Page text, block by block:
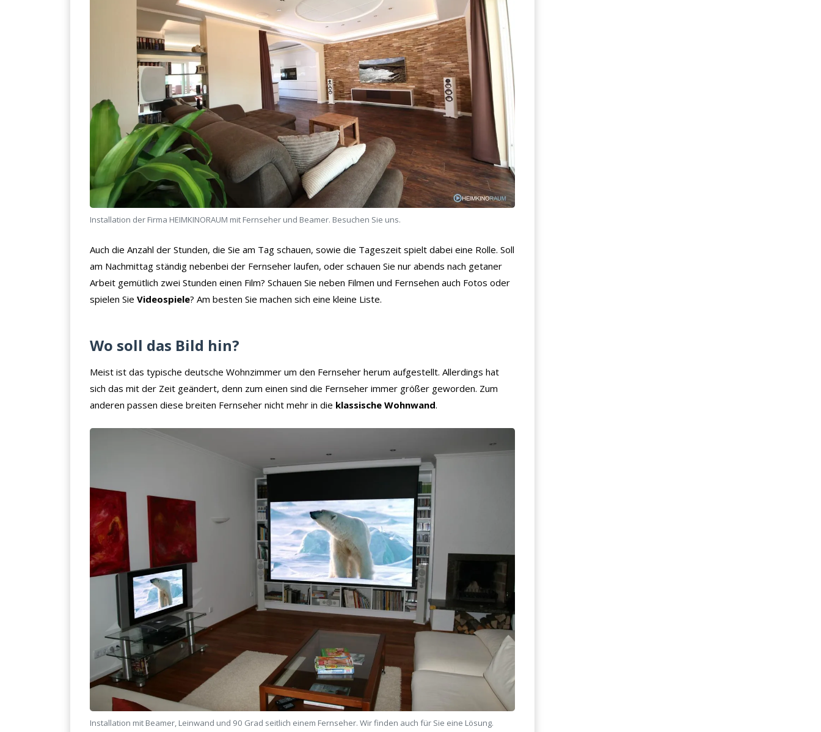
Installation der Firma HEIMKINORAUM mit Fernseher und Beamer. Besuchen Sie uns.
Auch die Anzahl der Stunden, die Sie am Tag schauen, sowie die Tageszeit spielt dabei eine Rolle. Soll
am Nachmittag ständig nebenbei der Fernseher laufen, oder schauen Sie nur abends nach getaner
Arbeit gemütlich zwei Stunden einen Film? Schauen Sie neben Filmen und Fernsehen auch Fotos oder
spielen Sie Videospiele? Am besten Sie machen sich eine kleine Liste.
Wo soll das Bild hin?
Meist ist das typische deutsche Wohnzimmer um den Fernseher herum aufgestellt. Allerdings hat
sich das mit der Zeit geändert, denn zum einen sind die Fernseher immer größer geworden. Zum
anderen passen diese breiten Fernseher nicht mehr in die klassische Wohnwand.
Installation mit Beamer, Leinwand und 90 Grad seitlich einem Fernseher. Wir finden auch für Sie eine Lösung.
Mit der Anmeldung akzeptieren Sie unsere
Datenschutzerklärung. Sie können sich
jederzeit wieder abmelden.